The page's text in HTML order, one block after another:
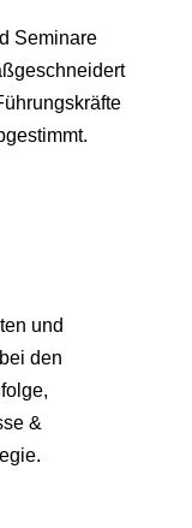
Seminare
und
den
&